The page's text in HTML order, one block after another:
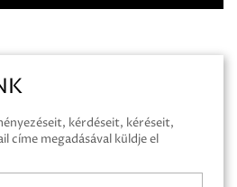
kérdéseit, kéréseit,
címe megadásával küldje el